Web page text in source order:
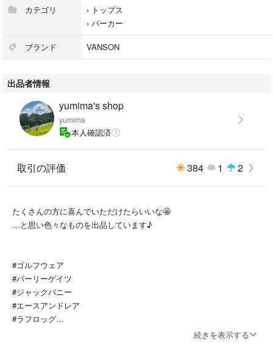
#vanson
#バンソン
#バンソンパーカー
#ガイコツパーカー
カテゴリ
› トップス
› パーカー
ブランド VANSON
出品者情報
yumima's shop
yumima
本人確認済
取引の評価 384 1 2
たくさんの方に喜んでいただけたらいいな🤩
…と思い色々なものを出品しています♪
#ゴルフウェア
#パーリーゲイツ
#ジャックバニー
#エースアンドレア
#ラフロッグ
続きを表示する